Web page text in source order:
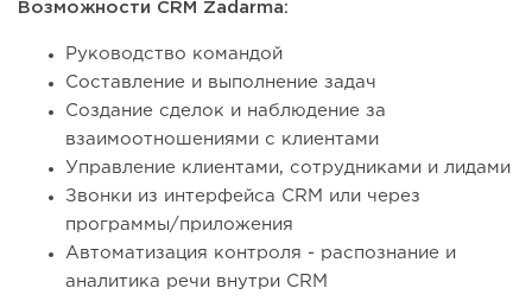
Возможности CRM Zadarma:
Руководство командой
Составление и выполнение задач
Создание сделок и наблюдение за
взаимоотношениями с клиентами
Управление клиентами, сотрудниками и лидами
Звонки из интерфейса CRM или через
программы/приложения
Автоматизация контроля - распознание и
аналитика речи внутри CRM